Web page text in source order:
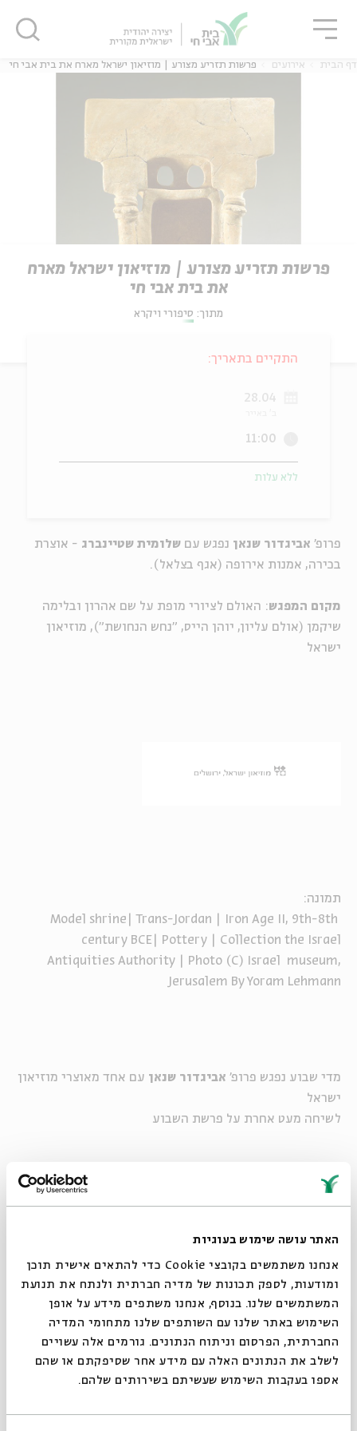
האתר עושה שימוש בעוגיות
אנחנו משתמשים בקובצי Cookie כדי להתאים אישית תוכן
ומודעות, לספק תכונות של מדיה חברתית ולנתח את תנועת
המשתמשים שלנו. בנוסף, אנחנו משתפים מידע על אופן
השימוש באתר שלנו עם השותפים שלנו מתחומי המדיה
החברתית, הפרסום וניתוח הנתונים. גורמים אלה עשויים
לשלב את הנתונים האלה עם מידע אחר שסיפקתם או שהם
אספו בעקבות השימוש שעשיתם בשירותים שלהם.
דף הבית אירועים פרשות תזריע מצורע | מוזיאון ישראל מארח את בית אבי חי
פרשות תזריע מצורע | מוזיאון ישראל מארח
את בית אבי חי
מתוך: סיפורי ויקרא
פרופ' אביגדור שנאן נפגש עם שלומית שטיינברג - אוצרת
בכירה, אמנות אירופה (אגף בצלאל).
מקום המפגש: האולם לציורי מופת על שם אהרון ובלימה
שיקמן (אולם עליון, יוהן הייס, "נחש הנחושת"), מוזיאון
ישראל
תמונה:
Model shrine| Trans-Jordan | Iron Age II, 9th-8th
century BCE| Pottery | Collection the Israel
Antiquities Authority | Photo (C) Israel
museum,
Jerusalem By Yoram Lehmann
מדי שבוע נפגש פרופ' אביגדור שנאן עם אחד מאוצרי מוזיאון
ישראל
לשיחה מעט אחרת על פרשת השבוע
יוטיוב
יוטיוב
התקיים בתאריך:
28.04
11:00
ללא עלות
סגור
סגור